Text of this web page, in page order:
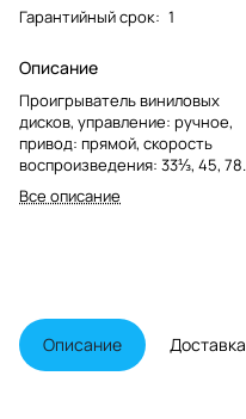
Гарантийный срок: 1
Описание
Проигрыватель виниловых
дисков, управление: ручное,
привод: прямой, скорость
воспроизведения: 33⅓, 45, 78
об/мин, электронное
переключение, тонарм:
полимера, выходы: 1 х RCA,
габариты: 450 x 162 x 367 мм,
вес: 11 кг
Все описание
Описание Доставка